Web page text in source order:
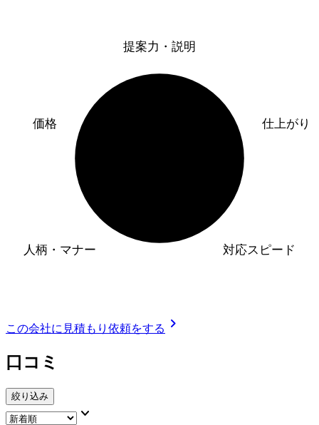
提案力・説明
仕上がり
対応スピード
人柄・マナー
価格
この会社に見積もり依頼をする chevron_right
口コミ
絞り込み
keyboard_arrow_down